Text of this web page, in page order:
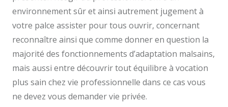
environnement sûr et ainsi autrement jugement à
votre palce assister pour tous ouvrir, concernant
reconnaître ainsi que comme donner en question la
majorité des fonctionnements d’adaptation malsains,
mais aussi entre découvrir tout équilibre à vocation
plus sain chez vie professionnelle dans ce cas vous
ne devez vous demander vie privée.